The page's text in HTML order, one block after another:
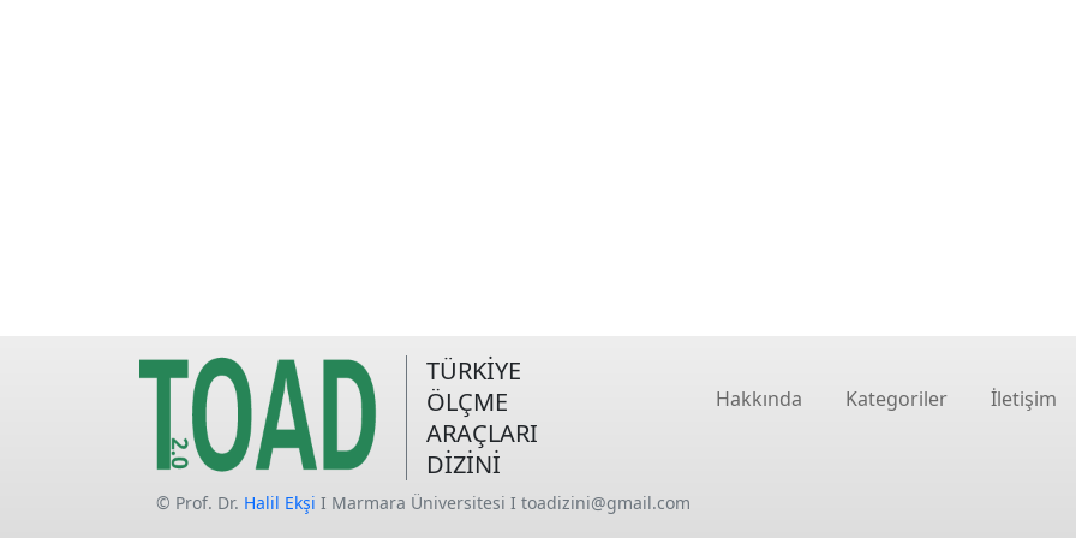
TÜRKİYE
ÖLÇME
ARAÇLARI
DİZİNİ
Hakkında Kategoriler İletişim
© Prof. Dr. Halil Ekşi I Marmara Üniversitesi I toadizini@gmail.com